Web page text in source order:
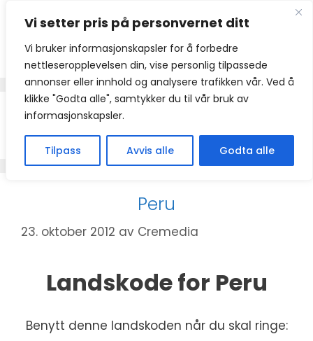
Vi setter pris på personvernet ditt
Vi bruker informasjonskapsler for å forbedre
nettleseropplevelsen din, vise personlig tilpassede
annonser eller innhold og analysere trafikken vår. Ved å
klikke "Godta alle", samtykker du til vår bruk av
informasjonskapsler.
Tilpass Avvis alle Godta alle
innhold
+51
Peru
23. oktober 2012 av Cremedia
Landskode for Peru
Benytt denne landskoden når du skal ringe: